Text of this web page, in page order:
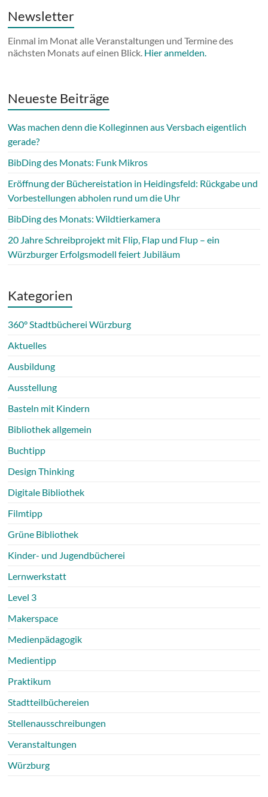
Newsletter
Einmal im Monat alle Veranstaltungen und Termine des
nächsten Monats auf einen Blick. Hier anmelden.
Neueste Beiträge
Was machen denn die Kolleginnen aus Versbach eigentlich
gerade?
BibDing des Monats: Funk Mikros
Eröffnung der Büchereistation in Heidingsfeld: Rückgabe und
Vorbestellungen abholen rund um die Uhr
BibDing des Monats: Wildtierkamera
20 Jahre Schreibprojekt mit Flip, Flap und Flup – ein
Würzburger Erfolgsmodell feiert Jubiläum
Kategorien
360° Stadtbücherei Würzburg
Aktuelles
Ausbildung
Ausstellung
Basteln mit Kindern
Bibliothek allgemein
Buchtipp
Design Thinking
Digitale Bibliothek
Filmtipp
Grüne Bibliothek
Kinder- und Jugendbücherei
Lernwerkstatt
Level 3
Makerspace
Medienpädagogik
Medientipp
Praktikum
Stadtteilbüchereien
Stellenausschreibungen
Veranstaltungen
Würzburg